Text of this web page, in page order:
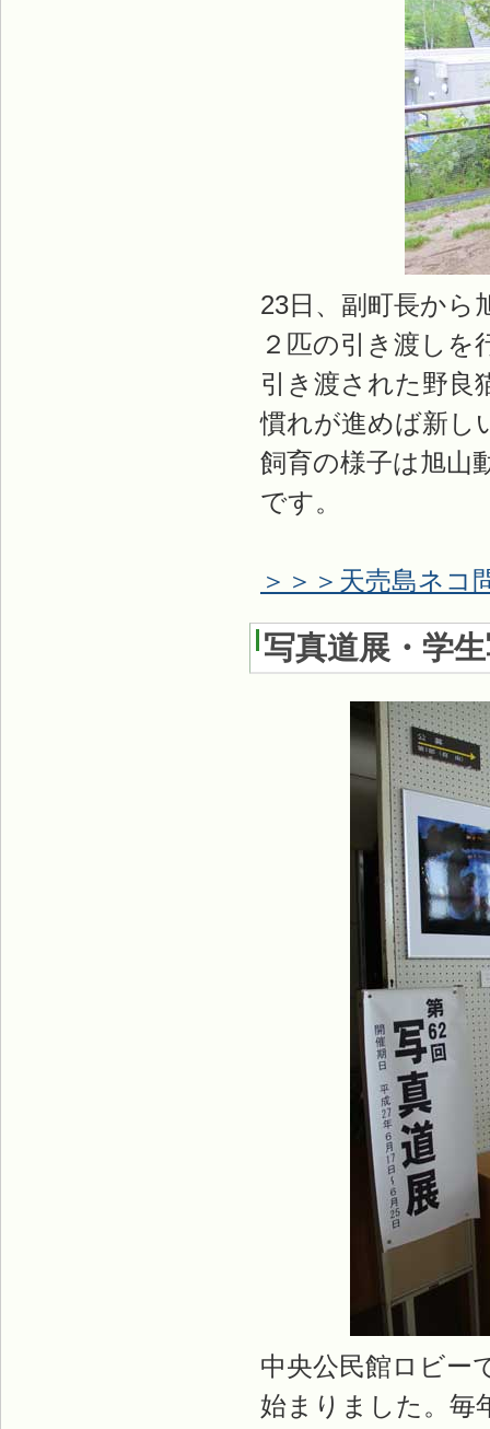
23日、副町長から
２匹の引き渡しを
引き渡された野良
慣れが進めば新し
飼育の様子は旭山
です。
＞＞＞天売島ネコ
写真道展・学
中央公民館ロビー
始まりました。毎